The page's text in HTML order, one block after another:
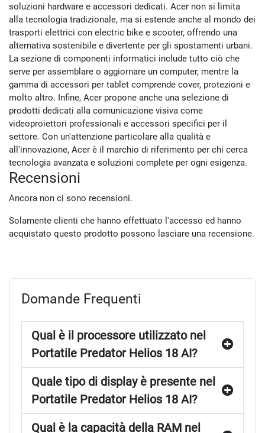
soluzioni hardware e accessori dedicati. Acer non si limita
alla tecnologia tradizionale, ma si estende anche al mondo dei
trasporti elettrici con electric bike e scooter, offrendo una
alternativa sostenibile e divertente per gli spostamenti urbani.
La sezione di componenti informatici include tutto ciò che
serve per assemblare o aggiornare un computer, mentre la
gamma di accessori per tablet comprende cover, protezioni e
molto altro. Infine, Acer propone anche una selezione di
prodotti dedicati alla comunicazione visiva come
videoproiettori professionali e accessori specifici per il
settore. Con un'attenzione particolare alla qualità e
all'innovazione, Acer è il marchio di riferimento per chi cerca
tecnologia avanzata e soluzioni complete per ogni esigenza.
Recensioni
Ancora non ci sono recensioni.
Solamente clienti che hanno effettuato l'accesso ed hanno
acquistato questo prodotto possono lasciare una recensione.
Domande Frequenti
Qual è il processore utilizzato nel
Portatile Predator Helios 18 AI?
Quale tipo di display è presente nel
Portatile Predator Helios 18 AI?
Qual è la capacità della RAM nel